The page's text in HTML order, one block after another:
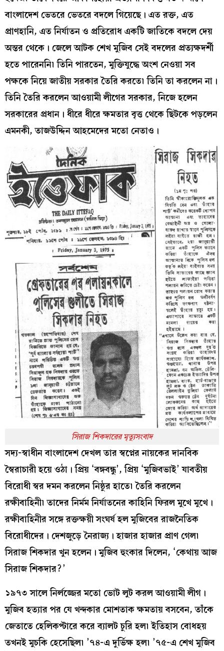
বাংলাদেশ ভেতরে ভেতরে বদলে গিয়েছে। এত রক্ত, এত
প্রাণহানি, এত নির্যাতন ও প্রতিরোধ একটি জাতিকে বদলে দেয়
অন্তর থেকে। জেলে আটক শেখ মুজিব সেই বদলের প্রত্যক্ষদর্শী
হতে পারেননি৷ তিনি পারতেন, মুক্তিযুদ্ধে অংশ নেওয়া সব
পক্ষকে নিয়ে জাতীয় সরকার তৈরি করতে৷ তিনি তা করলেন না।
তিনি তৈরি করলেন আওয়ামী লীগের সরকার, নিজে হলেন
সরকারের প্রধান। ধীরে ধীরে ক্ষমতার বৃত্ত থেকে ছিটকে পড়লেন
এমনকী, তাজউদ্দিন আহমেদের মতো নেতাও।
সিরাজ শিকদারের মৃত্যুসংবাদ
সদ্য-স্বাধীন বাংলাদেশ দেখল তার স্বপ্নের নায়কের দানবিক
স্বৈরাচারী হয়ে ওঠা। প্রিয় ‘বঙ্গবন্ধু’, প্রিয় ‘মুজিবভাই’ যাবতীয়
বিরোধী স্বর দমন করলেন নিষ্ঠুর হাতে৷ তৈরি করলেন
রক্ষীবাহিনী৷ তাদের নির্মম নির্যাতনের কাহিনি ফিরল মুখে মুখে।
রক্ষীবাহিনীর সঙ্গে রক্তক্ষয়ী সংঘর্ষ হল মুজিবের রাজনৈতিক
বিরোধীদের। দেশজুড়ে নৈরাজ্য। হাজার হাজার প্রাণ গেল৷
সিরাজ শিকদার খুন হলেন। মুজিব হুংকার দিলেন, ‘কেথায় আজ
সিরাজ শিকদার?’
১৯৭৩ সালে নির্লজ্জের মতো ভোট লুট করল আওয়ামী লীগ।
মুজিব হত্যার পর যে খন্দকার মোশতাক ক্ষমতায় বসবেন, তাঁকে
জেতাতে হেলিকপ্টারে করে ব্যালট চুরি হল৷ ইতিহাস বোধহয়
তখনই মুচকি হেসেছিল৷ ’৭৪-এ দুর্ভিক্ষ হল৷ ’৭৫-এ শেখ মুজিব